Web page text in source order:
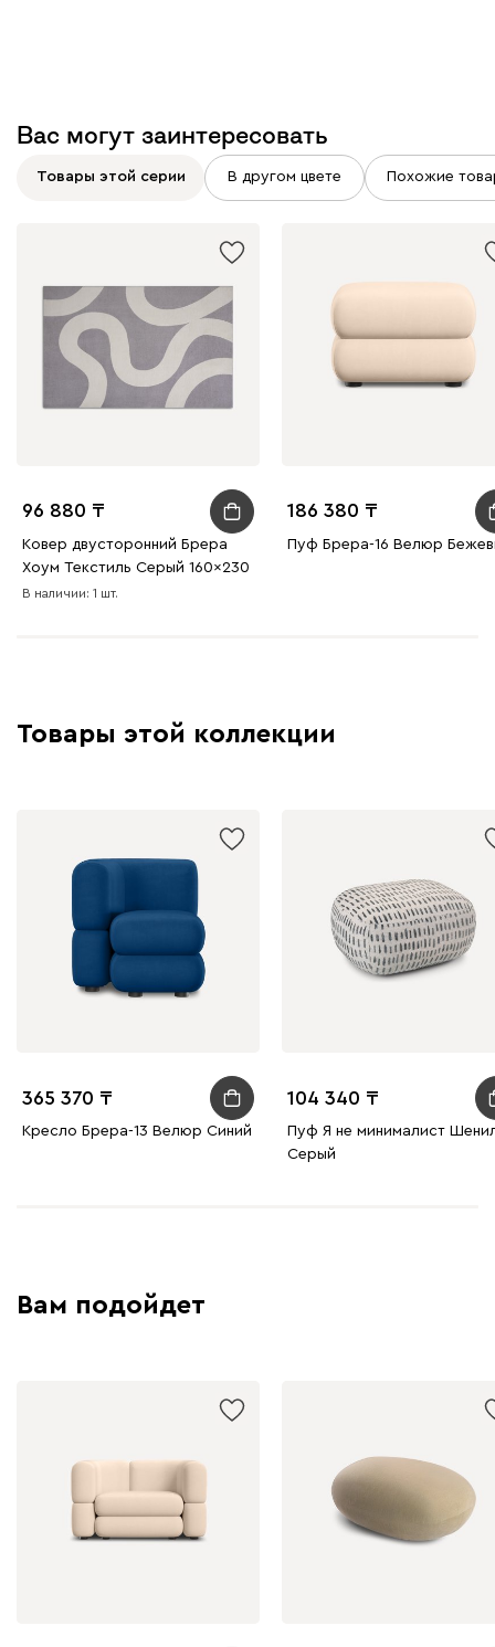
Вас могут заинтересовать
Товары этой серии В другом цвете Похожие
96 880
Ковер двусторонний Брера
Хоум Текстиль Серый 160x230
В наличии: 1 шт.
186 380
Пуф Брера-16 Велюр
Товары этой коллекции
365 370
Кресло Брера-13 Велюр Синий
104 340
Пуф Я не минималист
Серый
Вам подойдет